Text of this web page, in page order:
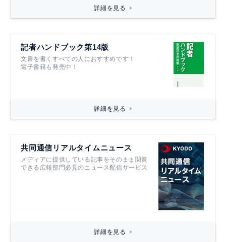
詳細を見る
記者ハンドブック第14版
文書を書くすべての人におすすめです！
電子書籍も発売中！
詳細を見る
共同通信リアルタイムニュース
メディアに提供している記事をそのまま閲覧
できる広報部門必見のニュース配信サービス
詳細を見る